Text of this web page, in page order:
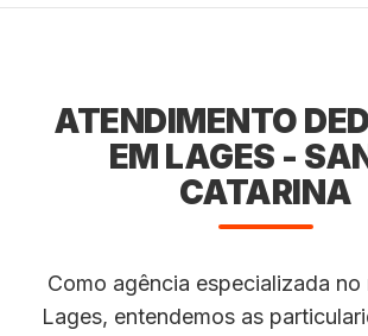
ATENDIMENTO
EM LAGES -
CATARINA
Como agência especializada
Lages, entendemos as